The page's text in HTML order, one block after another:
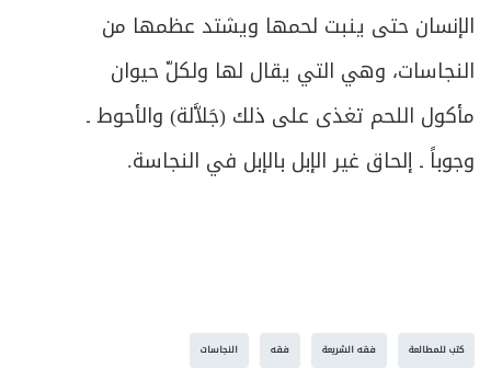
الإنسان حتى ينبت لحمها ويشتد عظمها من
النجاسات، وهي التي يقال لها ولكلّ حيوان
مأكول اللحم تغذى على ذلك (جَلاَّلة) والأحوط ـ
وجوباً ـ إلحاق غير الإبل بالإبل في النجاسة.
كتب للمطالعة فقه الشريعة فقه النجاسات